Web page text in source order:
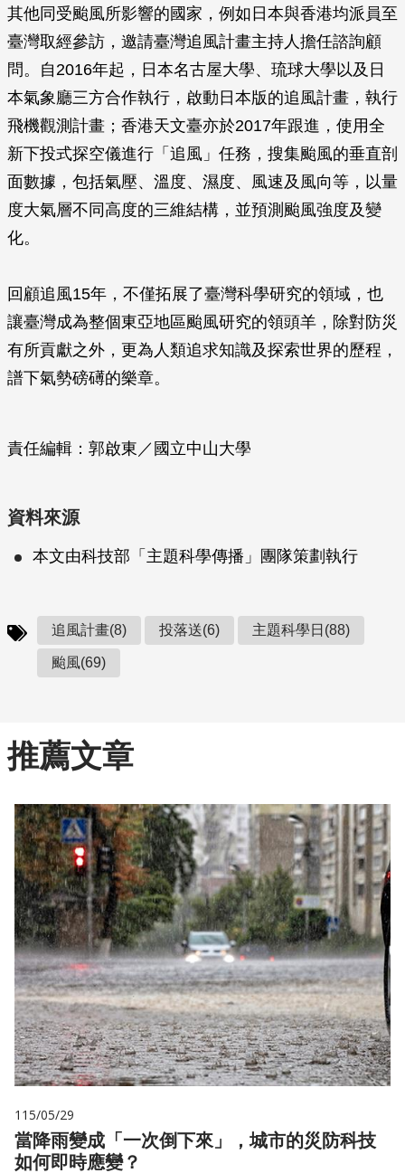
其他同受颱風所影響的國家，例如日本與香港均派員至
臺灣取經參訪，邀請臺灣追風計畫主持人擔任諮詢顧
問。自2016年起，日本名古屋大學、琉球大學以及日
本氣象廳三方合作執行，啟動日本版的追風計畫，執行
飛機觀測計畫；香港天文臺亦於2017年跟進，使用全
新下投式探空儀進行「追風」任務，搜集颱風的垂直剖
面數據，包括氣壓、溫度、濕度、風速及風向等，以量
度大氣層不同高度的三維結構，並預測颱風強度及變
化。
回顧追風15年，不僅拓展了臺灣科學研究的領域，也
讓臺灣成為整個東亞地區颱風研究的領頭羊，除對防災
有所貢獻之外，更為人類追求知識及探索世界的歷程，
譜下氣勢磅礡的樂章。
責任編輯：郭啟東／國立中山大學
資料來源
本文由科技部「主題科學傳播」團隊策劃執行
追風計畫(8) 投落送(6) 主題科學日(88)
颱風(69)
推薦文章
115/05/29
當降雨變成「一次倒下來」，城市的災防科技
如何即時應變？